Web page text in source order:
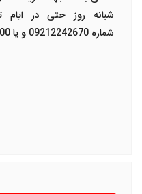
شبانه روز حتی در
شماره 09212242670 و یا